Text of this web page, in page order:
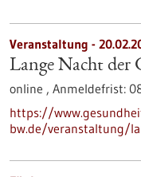
Veranstaltung -
Lange Nacht der
online , Anmeldefrist:
https://
bw.de/veranstaltung/